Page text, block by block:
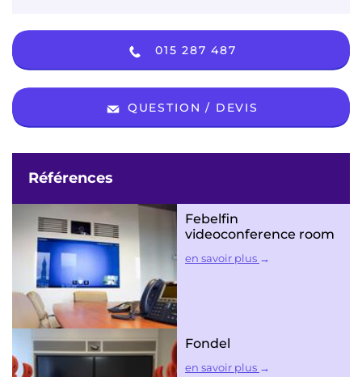
015 287 487
QUESTION / DEVIS
Références
Febelfin
videoconference room
en savoir plus
Fondel
en savoir plus